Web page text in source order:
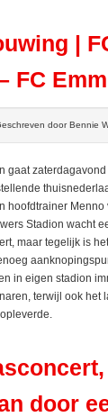
|
FC
door Bennie
gaat
hoofdtrainer Menno
Stadion wacht
maar tegelijk is
in eigen stadion
terwijl ook het
door